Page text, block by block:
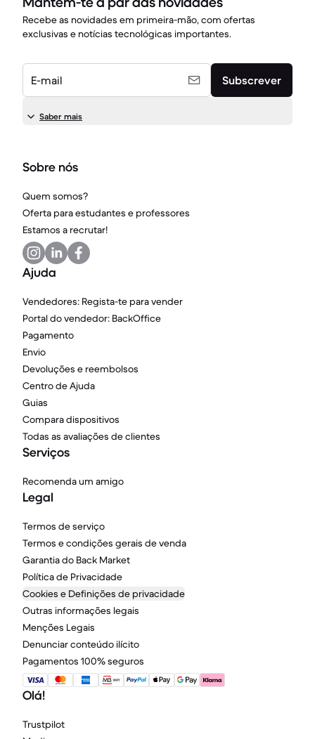
Recebe as novidades em primeira-mão, com ofertas
exclusivas e notícias tecnológicas importantes.
E-mail Subscrever
Saber mais
Sobre nós
Quem somos?
Oferta para estudantes e professores
Estamos a recrutar!
Ajuda
Vendedores: Regista-te para vender
Portal do vendedor: BackOffice
Pagamento
Envio
Devoluções e reembolsos
Centro de Ajuda
Guias
Compara dispositivos
Todas as avaliações de clientes
Serviços
Recomenda um amigo
Legal
Termos de serviço
Termos e condições gerais de venda
Garantia do Back Market
Política de Privacidade
Cookies e Definições de privacidade
Outras informações legais
Menções Legais
Denunciar conteúdo ilícito
Pagamentos 100% seguros
Olá!
Trustpilot